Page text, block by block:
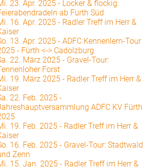
23. Apr. 2025 - Locker & flockig:
ab Fürth Süd
16. Apr. 2025 - Radler Treff im Herr &
13. Apr. 2025 - ADFC Kennenlern-Tour
- Fürth <-> Cadolzburg
22. März 2025 - Gravel-Tour:
Forst
19. März 2025 - Radler Treff im Herr &
22. Feb. 2025 -
ADFC KV Fürth
19. Feb. 2025 - Radler Treff im Herr &
16. Feb. 2025 - Gravel-Tour: Stadtwald
Zenn
15. Jan. 2025 - Radler Treff im Herr &